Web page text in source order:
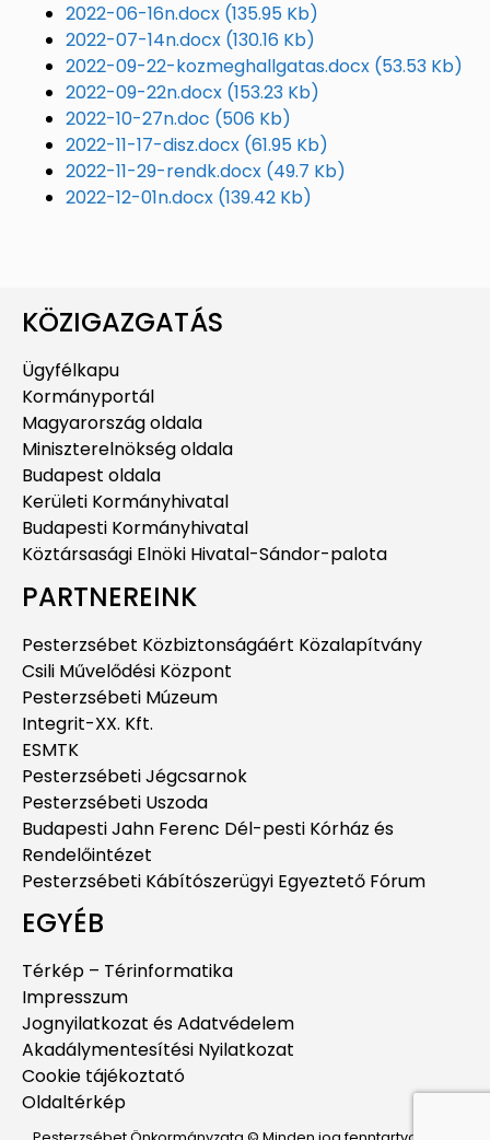
2022-06-16n.docx (135.95 Kb)
2022-07-14n.docx (130.16 Kb)
2022-09-22-kozmeghallgatas.docx (53.53 Kb)
2022-09-22n.docx (153.23 Kb)
2022-10-27n.doc (506 Kb)
2022-11-17-disz.docx (61.95 Kb)
2022-11-29-rendk.docx (49.7 Kb)
2022-12-01n.docx (139.42 Kb)
KÖZIGAZGATÁS
Ügyfélkapu
Kormányportál
Magyarország oldala
Miniszterelnökség oldala
Budapest oldala
Kerületi Kormányhivatal
Budapesti Kormányhivatal
Köztársasági Elnöki Hivatal-Sándor-palota
PARTNEREINK
Pesterzsébet Közbiztonságáért Közalapítvány
Csili Művelődési Központ
Pesterzsébeti Múzeum
Integrit-XX. Kft.
ESMTK
Pesterzsébeti Jégcsarnok
Pesterzsébeti Uszoda
Budapesti Jahn Ferenc Dél-pesti Kórház és
Rendelőintézet
Pesterzsébeti Kábítószerügyi Egyeztető Fórum
EGYÉB
Térkép – Térinformatika
Impresszum
Jognyilatkozat és Adatvédelem
Akadálymentesítési Nyilatkozat
Cookie tájékoztató
Oldaltérkép